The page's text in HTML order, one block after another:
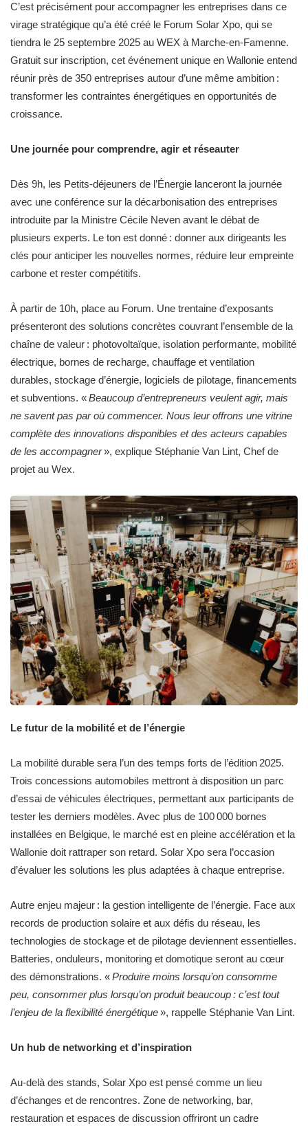
C’est précisément pour accompagner les entreprises dans ce
virage stratégique qu’a été créé le Forum Solar Xpo, qui se
tiendra le 25 septembre 2025 au WEX à Marche-en-Famenne.
Gratuit sur inscription, cet événement unique en Wallonie entend
réunir près de 350 entreprises autour d’une même ambition :
transformer les contraintes énergétiques en opportunités de
croissance.
Une journée pour comprendre, agir et réseauter
Dès 9h, les Petits-déjeuners de l’Énergie lanceront la journée
avec une conférence sur la décarbonisation des entreprises
introduite par la Ministre Cécile Neven avant le débat de
plusieurs experts. Le ton est donné : donner aux dirigeants les
clés pour anticiper les nouvelles normes, réduire leur empreinte
carbone et rester compétitifs.
À partir de 10h, place au Forum. Une trentaine d’exposants
présenteront des solutions concrètes couvrant l’ensemble de la
chaîne de valeur : photovoltaïque, isolation performante, mobilité
électrique, bornes de recharge, chauffage et ventilation
durables, stockage d’énergie, logiciels de pilotage, financements
et subventions. «Beaucoup d’entrepreneurs veulent agir, mais
ne savent pas par où commencer. Nous leur offrons une vitrine
complète des innovations disponibles et des acteurs capables
de les accompagner», explique Stéphanie Van Lint, Chef de
projet au Wex.
Le futur de la mobilité et de l’énergie
La mobilité durable sera l’un des temps forts de l’édition 2025.
Trois concessions automobiles mettront à disposition un parc
d’essai de véhicules électriques, permettant aux participants de
tester les derniers modèles. Avec plus de 100 000 bornes
installées en Belgique, le marché est en pleine accélération et la
Wallonie doit rattraper son retard. Solar Xpo sera l’occasion
d’évaluer les solutions les plus adaptées à chaque entreprise.
Autre enjeu majeur : la gestion intelligente de l’énergie. Face aux
records de production solaire et aux défis du réseau, les
technologies de stockage et de pilotage deviennent essentielles.
Batteries, onduleurs, monitoring et domotique seront au cœur
des démonstrations. «Produire moins lorsqu’on consomme
peu, consommer plus lorsqu’on produit beaucoup : c’est tout
l’enjeu de la flexibilité énergétique», rappelle Stéphanie Van Lint.
Un hub de networking et d’inspiration
Au-delà des stands, Solar Xpo est pensé comme un lieu
d’échanges et de rencontres. Zone de networking, bar,
restauration et espaces de discussion offriront un cadre